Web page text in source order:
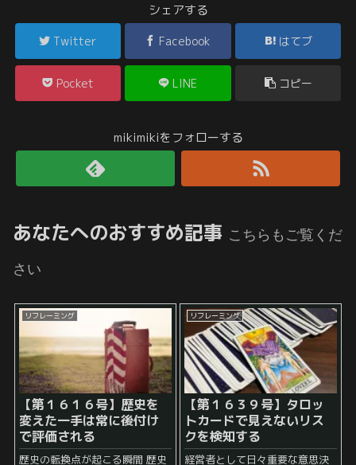
シェアする
Twitter Facebook はてブ
Pocket LINE コピー
mikimikiをフォローする
あなたへのおすすめ記事 こちらもご覧くだ
さい
リフレーミング
【第１６１６号】歴史を
変えた一手は常に後付け
で評価される
歴史の転換点が起こる瞬間 歴史
リフレーミング
【第１６３９号】 タロッ
トカードで見えないリス
クを検知する
経営者として日々重要な意思決